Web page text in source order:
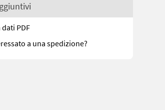
PDF
a una spedizione?